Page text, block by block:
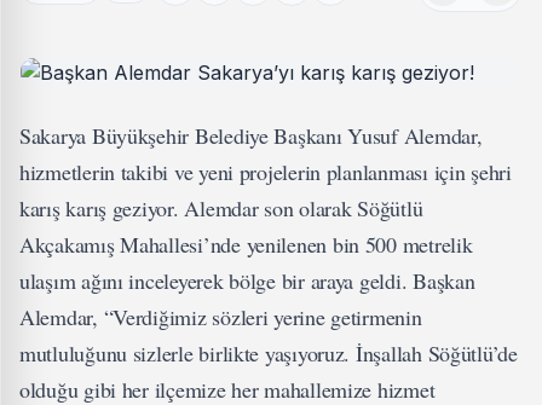
Sakarya Büyükşehir Belediye Başkanı Yusuf Alemdar,
hizmetlerin takibi ve yeni projelerin planlanması için şehri
karış karış geziyor. Alemdar son olarak Söğütlü
Akçakamış Mahallesi’nde yenilenen bin 500 metrelik
ulaşım ağını inceleyerek bölge bir araya geldi. Başkan
Alemdar, “Verdiğimiz sözleri yerine getirmenin
mutluluğunu sizlerle birlikte yaşıyoruz. İnşallah Söğütlü’de
olduğu gibi her ilçemize her mahallemize hizmet